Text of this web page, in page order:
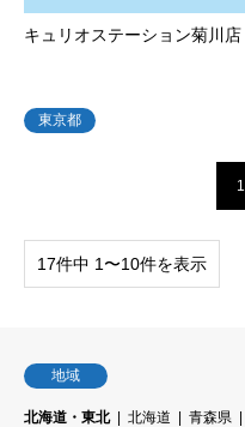
キュリオステーション菊川店
東京都
1
17件中 1〜10件を表示
地域
北海道・東北 北海道 青森県